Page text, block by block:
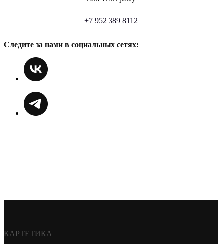
+7 952 389 8112
Следите за нами в социальных сетях:
КАРТЕТИКА